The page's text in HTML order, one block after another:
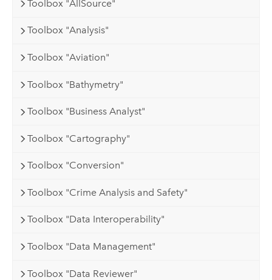
Toolbox "AllSource"
Toolbox "Analysis"
Toolbox "Aviation"
Toolbox "Bathymetry"
Toolbox "Business Analyst"
Toolbox "Cartography"
Toolbox "Conversion"
Toolbox "Crime Analysis and Safety"
Toolbox "Data Interoperability"
Toolbox "Data Management"
Toolbox "Data Reviewer"